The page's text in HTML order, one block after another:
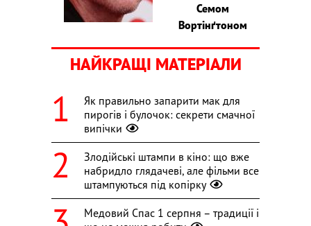
Семом
Вортінґтоном
НАЙКРАЩІ МАТЕРІАЛИ
Як правильно запарити мак для
пирогів і булочок: секрети смачної
випічки
Злодійські штампи в кіно: що вже
набридло глядачеві, але фільми все
штампуються під копірку
Медовий Спас 1 серпня – традиції і